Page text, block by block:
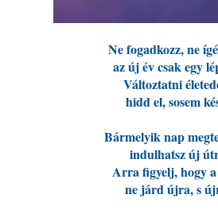
Ne fogadkozz, ne
az új év csak egy
Változtatni
hidd el, sosem
Bármelyik nap
indulhatsz új
Arra figyelj, hogy
ne járd újra, s